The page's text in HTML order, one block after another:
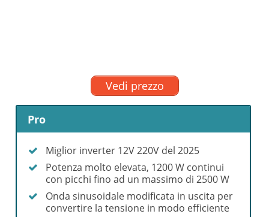
Vedi prezzo
Pro
Miglior inverter 12V 220V del 2025
Potenza molto elevata, 1200 W continui
con picchi fino ad un massimo di 2500 W
Onda sinusoidale modificata in uscita per
convertire la tensione in modo efficiente